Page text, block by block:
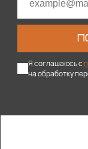
Я соглашаюсь с
на обработку